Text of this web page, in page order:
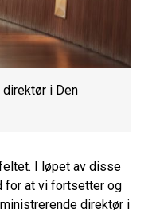
direktør i Den
I løpet av disse
for at vi fortsetter og
direktør i